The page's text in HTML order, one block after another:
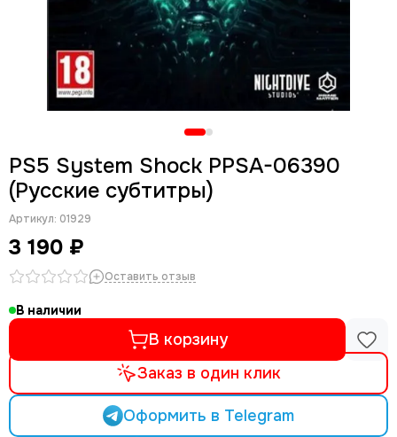
PS5 System Shock PPSA-06390
(Русские субтитры)
Артикул: 01929
3 190 ₽
Оставить отзыв
В наличии
В корзину
Заказ в один клик
Оформить в Telegram